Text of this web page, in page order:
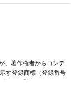
、著作権者からコンテ
す登録商標（登録番号